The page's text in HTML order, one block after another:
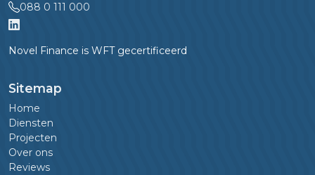
088 0 111 000
Novel Finance is WFT gecertificeerd
Sitemap
Home
Diensten
Projecten
Over ons
Reviews